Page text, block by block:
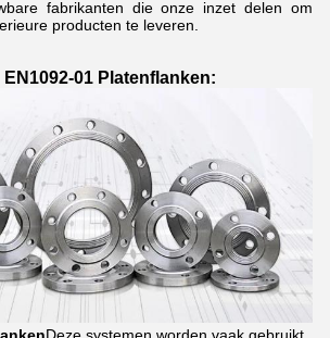
fabrikanten die onze inzet delen om
producten te leveren.
01 Platenflanken: